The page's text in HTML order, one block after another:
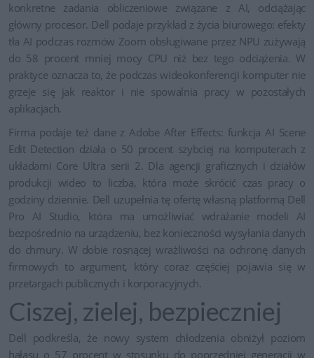
konkretne zadania obliczeniowe związane z AI, odciążając
główny procesor. Dell podaje przykład z życia biurowego: efekty
tła AI podczas rozmów Zoom obsługiwane przez NPU zużywają
do 58 procent mniej mocy CPU niż bez tego odciążenia. W
praktyce oznacza to, że podczas wideokonferencji komputer nie
grzeje się jak reaktor i nie spowalnia pracy w pozostałych
aplikacjach.
Firma podaje też dane z Adobe After Effects: funkcja AI Scene
Edit Detection działa o 50 procent szybciej na komputerach z
układami Core Ultra serii 2. Dla agencji graficznych i działów
produkcji wideo to liczba, która może skrócić czas pracy o
godziny dziennie. Dell uzupełnia tę ofertę własną platformą Dell
Pro AI Studio, która ma umożliwiać wdrażanie modeli AI
bezpośrednio na urządzeniu, bez konieczności wysyłania danych
do chmury. W dobie rosnącej wrażliwości na ochronę danych
firmowych to argument, który coraz częściej pojawia się w
przetargach publicznych i korporacyjnych.
Ciszej, zielej, bezpieczniej
Dell podkreśla, że nowy system chłodzenia obniżył poziom
hałasu o 57 procent w stosunku do poprzedniej generacji w